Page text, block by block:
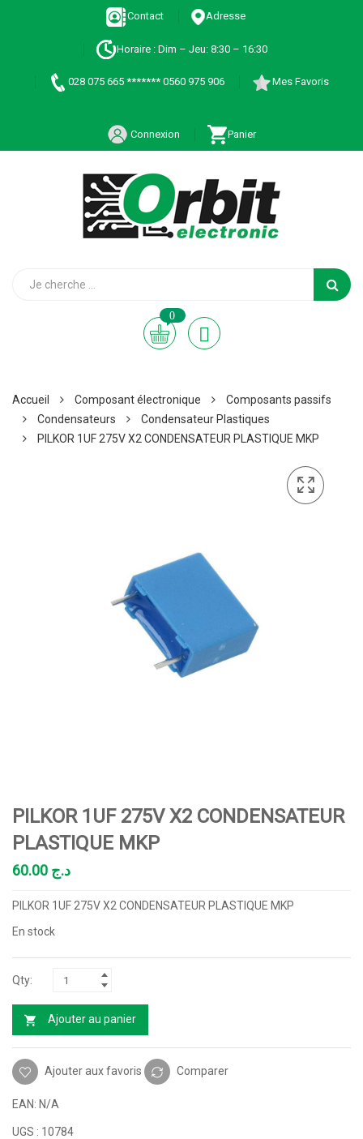
Contact Adresse
Horaire : Dim – Jeu: 8:30 – 16:30
028 075 665 ******* 0560 975 906 Mes Favoris
Connexion Panier
0
Accueil Composant électronique
Composants passifs
Condensateurs
Condensateur Plastiques
PILKOR 1UF 275V X2 CONDENSATEUR PLASTIQUE MKP
PILKOR 1UF 275V X2 CONDENSATEUR
PLASTIQUE MKP
د.ج
PILKOR 1UF 275V X2 CONDENSATEUR PLASTIQUE MKP
En stock
Ajouter au panier
Ajouter aux favoris Comparer
EAN: N/A
UGS : 10784